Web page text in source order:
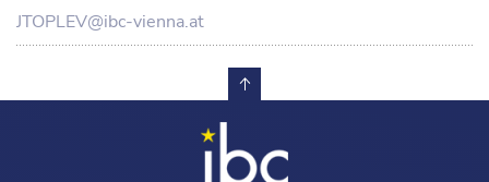
JTOPLEV@ibc-vienna.at